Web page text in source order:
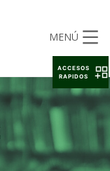
MENÚ
ACCESOS
RAPIDOS